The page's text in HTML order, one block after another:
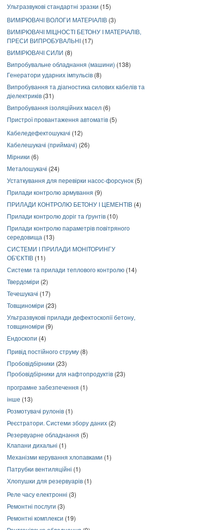
Ультразвукові стандартні зразки (15)
ВИМІРЮВАЧІ ВОЛОГИ МАТЕРІАЛІВ (3)
ВИМІРЮВАЧІ МІЦНОСТІ БЕТОНУ І МАТЕРІАЛІВ,
ПРЕСИ ВИПРОБУВАЛЬНІ (17)
ВИМІРЮВАЧІ СИЛИ (8)
Випробувальне обладнання (машини) (138)
Генератори ударних імпульсів (8)
Випробування та діагностика силових кабелів та
діелектриків (31)
Випробування ізоляційних масел (6)
Пристрої провантаження автоматів (5)
Кабеледефектошукачі (12)
Кабелешукачі (приймачі) (26)
Мірники (6)
Металошукачі (24)
Устаткування для перевірки насос-форсунок (5)
Прилади контролю армування (9)
ПРИЛАДИ КОНТРОЛЮ БЕТОНУ І ЦЕМЕНТІВ (4)
Прилади контролю доріг та ґрунтів (10)
Прилади контролю параметрів повітряного
середовища (13)
СИСТЕМИ І ПРИЛАДИ МОНІТОРИНГУ
ОБ'ЄКТІВ (11)
Системи та прилади теплового контролю (14)
Твердоміри (2)
Течешукачі (17)
Товщиноміри (23)
Ультразвукові прилади дефектоскопії бетону,
товщиноміри (9)
Ендоскопи (4)
Привід постійного струму (8)
Пробовідбірники (23)
Пробовідбірники для нафтопродуктів (23)
програмне забезпечення (1)
інше (13)
Розмотувачі рулонів (1)
Реєстратори. Системи збору даних (2)
Резервуарне обладнання (5)
Клапани дихальні (1)
Механізми керування хлопавками (1)
Патрубки вентиляційні (1)
Хлопушки для резервуарів (1)
Реле часу електронні (3)
Ремонтні послуги (3)
Ремонтні комплекси (19)